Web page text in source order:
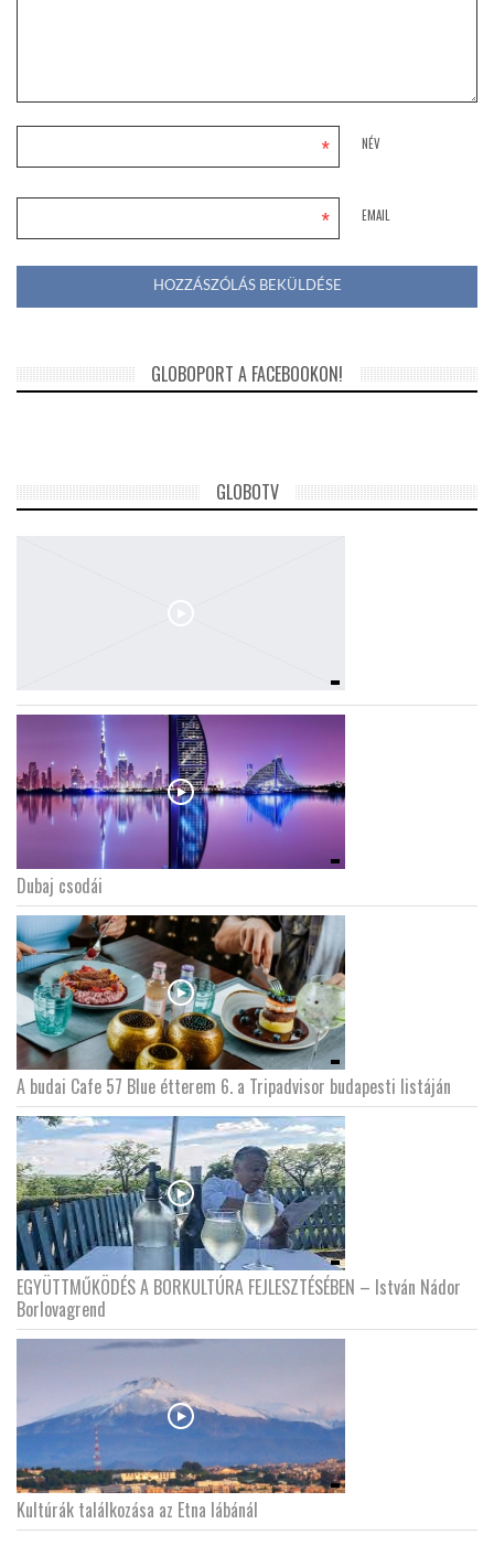
NÉV
*
EMAIL
*
GLOBOPORT A FACEBOOKON!
GLOBOTV
Dubaj csodái
A budai Cafe 57 Blue étterem 6. a Tripadvisor budapesti listáján
EGYÜTTMŰKÖDÉS A BORKULTÚRA FEJLESZTÉSÉBEN – István Nádor
Borlovagrend
Kultúrák találkozása az Etna lábánál